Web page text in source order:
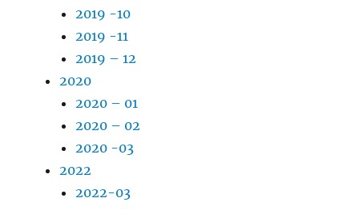
2019 -10
2019 -11
2019 – 12
2020
2020 – 01
2020 – 02
2020 -03
2022
2022-03